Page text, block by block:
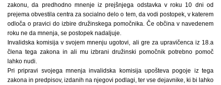
zakonu, da predhodno mnenje iz prejšnjega odstavka v roku 10 dni od
prejema obvestila centra za socialno delo o tem, da vodi postopek, v katerem
odloča o pravici do izbire družinskega pomočnika. Če občina v navedenem
roku ne da mnenja, se postopek nadaljuje.
Invalidska komisija v svojem mnenju ugotovi, ali gre za upravičenca iz 18.a
člena tega zakona in ali mu izbrani družinski pomočnik potrebno pomoč
lahko nudi.
Pri pripravi svojega mnenja invalidska komisija upošteva pogoje iz tega
zakona in predpisov, izdanih na njegovi podlagi, ter vse dejavnike, ki bi lahko